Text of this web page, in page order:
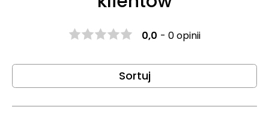
0,0 -0 opinii
Sortuj